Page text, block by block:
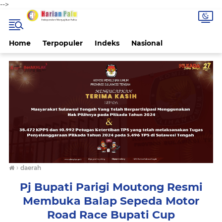
-->
Home Terpopuler Indeks Nasional
› daerah
Pj Bupati Parigi Moutong Resmi
Membuka Balap Sepeda Motor
Road Race Bupati Cup